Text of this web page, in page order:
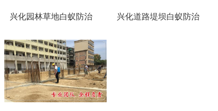
丹阳白蚁防治
扬中白蚁防治
句容白蚁防治
盐城白蚁防治
兴化园林草地白蚁防治 兴化道路堤坝白蚁防治